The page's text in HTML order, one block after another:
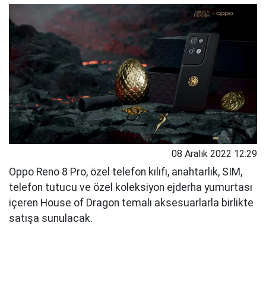
08 Aralık 2022 12:29
Oppo Reno 8 Pro, özel telefon kılıfı, anahtarlık, SIM,
telefon tutucu ve özel koleksiyon ejderha yumurtası
içeren House of Dragon temalı aksesuarlarla birlikte
satışa sunulacak.